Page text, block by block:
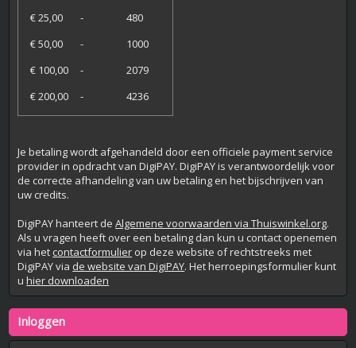
€ 25,00
-
480
€ 50,00
-
1000
€ 100,00
-
2079
€ 200,00
- 4236
Je betaling wordt afgehandeld door een officiele payment service
provider in opdracht van DigiPAY. DigiPAY is verantwoordelijk voor
de correcte afhandeling van uw betaling en het bijschrijven van
uw credits.
DigiPAY hanteert deAlgemene voorwaarden via Thuiswinkel.org.
Als u vragen heeft over een betaling dan kun u contact openemen
via het contactformulier op deze website of rechtstreeks met
DigiPAY via de website van DigiPAY. Het herroepingsformulier kunt
uhier downloaden
Inloggen